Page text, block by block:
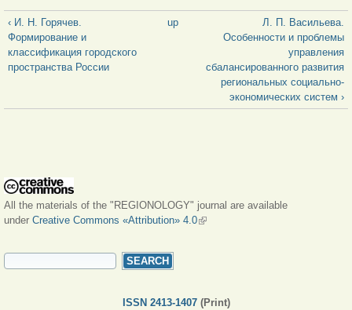
‹ И. Н. Горячев.
Формирование и
классификация городского
пространства России
up
Л. П. Васильева.
Особенности и проблемы
управления
сбалансированного развития
региональных социально-
экономических систем ›
All the materials of the "REGIONOLOGY" journal are available
under Creative Commons «Attribution» 4.0(link is external)
SEARCH FORM
ISSN 2413-1407(Print)